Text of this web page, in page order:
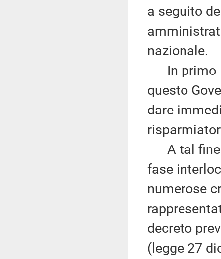
a seguito
nazionale.
In primo
questo
dare
A tal fine
fase
numerose
decreto
(legge 27